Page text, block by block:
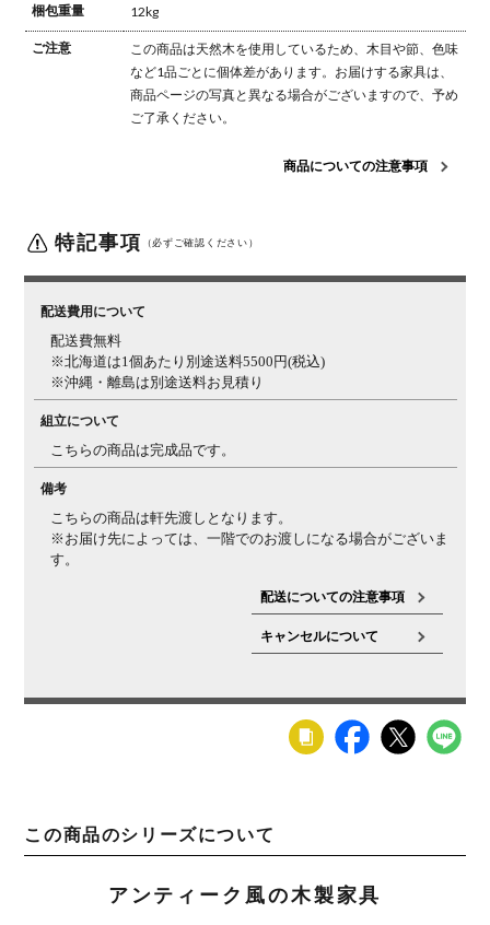
梱包重量 12kg
ご注意
この商品は天然木を使用しているため、木目や節、色味
など1品ごとに個体差があります。
お届けする家具は、
商品ページの写真と異なる場合がございますので、予め
ご了承ください。
商品についての注意事項
特記事項 （必ずご確認ください）
配送費用について
配送費無料
※北海道は1個あたり別途送料5500円(税込)
※沖縄・離島は別途送料お見積り
組立について
こちらの商品は完成品です。
備考
こちらの商品は軒先渡しとなります。
※お届け先によっては、一階でのお渡しになる場合がございま
す。
配送についての注意事項
キャンセルについて
この商品のシリーズについて
アンティーク風の木製家具